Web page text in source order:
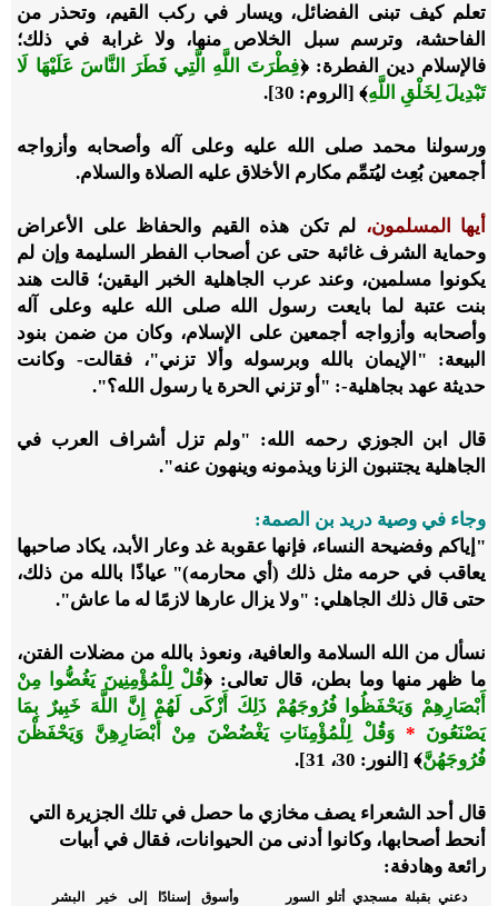
تعلم كيف تبنى الفضائل، ويسار في ركب القيم، وتحذر من
الفاحشة، وترسم سبل الخلاص منها، ولا غرابة في ذلك؛
فالإسلام دين الفطرة:﴿فِطْرَتَ اللَّهِ الَّتِي فَطَرَ النَّاسَ عَلَيْهَا لَا
تَبْدِيلَ لِخَلْقِ اللَّهِ﴾ [الروم: 30].
ورسولنا محمد صلى الله عليه وعلى آله وأصحابه وأزواجه
أجمعين بُعِث ليُتمِّم مكارم الأخلاق عليه الصلاة والسلام.
أيها المسلمون، لم تكن هذه القيم والحفاظ على الأعراض
وحماية الشرف غائبة حتى عن أصحاب الفطر السليمة وإن لم
يكونوا مسلمين، وعند عرب الجاهلية الخبر اليقين؛ قالت هند
بنت عتبة لما بايعت رسول الله صلى الله عليه وعلى آله
وأصحابه وأزواجه أجمعين على الإسلام، وكان من ضمن بنود
البيعة: "الإيمان بالله وبرسوله وألا تزني"، فقالت- وكانت
حديثة عهد بجاهلية-: "أو تزني الحرة يا رسول الله؟".
قال ابن الجوزي رحمه الله: "ولم تزل أشراف العرب في
الجاهلية يجتنبون الزنا ويذمونه وينهون عنه".
وجاء في وصية دريد بن الصمة:
"إياكم وفضيحة النساء، فإنها عقوبة غد وعار الأبد، يكاد صاحبها
يعاقب في حرمه مثل ذلك (أي محارمه)" عياذًا بالله من ذلك،
حتى قال ذلك الجاهلي: "ولا يزال عارها لازمًا له ما عاش".
نسأل من الله السلامة والعافية، ونعوذ بالله من مضلات الفتن،
ما ظهر منها وما بطن، قال تعالى:﴿قُلْ لِلْمُؤْمِنِينَ يَغُضُّوا مِنْ
أَبْصَارِهِمْ وَيَحْفَظُوا فُرُوجَهُمْ ذَلِكَ أَزْكَى لَهُمْ إِنَّ اللَّهَ خَبِيرٌ بِمَا
يَصْنَعُونَ * وَقُلْ لِلْمُؤْمِنَاتِ يَغْضُضْنَ مِنْ أَبْصَارِهِنَّ وَيَحْفَظْنَ
فُرُوجَهُنَّ﴾ [النور: 30، 31].
قال أحد الشعراء يصف مخازي ما حصل في تلك الجزيرة التي
أنحط أصحابها، وكانوا أدنى من الحيوانات، فقال في أبيات
رائعة وهادفة:
دعني بقبلة مسجدي أتلو السور
وأسوق إسنادًا إلى خير البشر